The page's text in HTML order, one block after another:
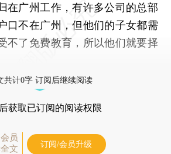
在广州工作，有许多公司的总部
口不在广州，但他们的子女都需
不了免费教育，所以他们就要择
共计0字 订阅后继续阅读
后获取已订阅的阅读权限
员
文
订阅/会员升级